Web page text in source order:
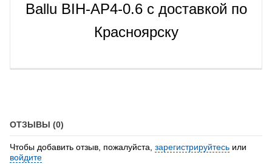
Ballu BIH-AP4-0.6 с доставкой по
Красноярску
ОТЗЫВЫ (0)
Чтобы добавить отзыв, пожалуйста, зарегистрируйтесь или
войдите